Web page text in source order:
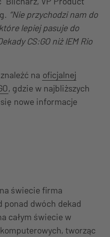
“Nie przychodzi nam do
lepiej pasuje do
CS:GO niż IEM Rio
na oficjalnej
, gdzie w najbliższych
nowe informacje
świecie firma
ponad dwóch dekad
całym świecie w
tworząc